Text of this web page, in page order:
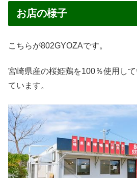
お店の様子
こちらが802GYOZAです。
宮崎県産の桜姫鶏を100％使用し
ています。